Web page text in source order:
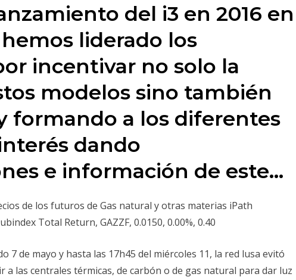
del i3 en 2016 en
hemos liderado los
incentivar no solo la
modelos sino también
formando a los diferentes
dando
e información de este…
de los futuros de Gas natural y otras materias iPath
Total Return, GAZZF, 0.0150, 0.00%, 0.40
7 de mayo y hasta las 17h45 del miércoles 11, la red lusa evitó
las centrales térmicas, de carbón o de gas natural para dar luz